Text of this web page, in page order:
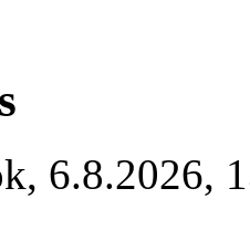
, 6.8.2026,